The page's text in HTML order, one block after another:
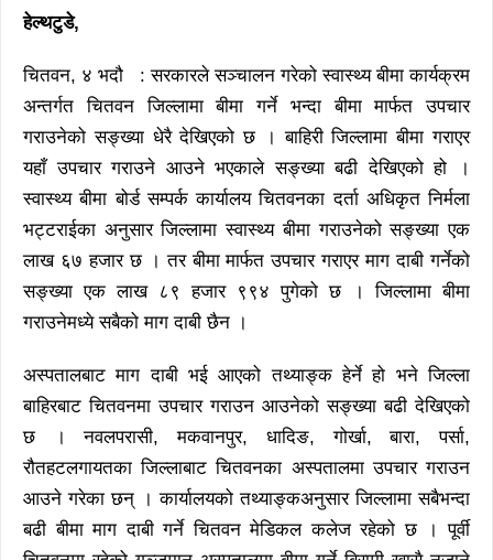
हेल्थटुडे,
चितवन, ४ भदौ : सरकारले सञ्चालन गरेको स्वास्थ्य बीमा कार्यक्रम
अन्तर्गत चितवन जिल्लामा बीमा गर्ने भन्दा बीमा मार्फत उपचार
गराउनेको सङ्ख्या धेरै देखिएको छ । बाहिरी जिल्लामा बीमा गराएर
यहाँ उपचार गराउने आउने भएकाले सङ्ख्या बढी देखिएको हो ।
स्वास्थ्य बीमा बोर्ड सम्पर्क कार्यालय चितवनका दर्ता अधिकृत निर्मला
भट्टराईका अनुसार जिल्लामा स्वास्थ्य बीमा गराउनेको सङ्ख्या एक
लाख ६७ हजार छ । तर बीमा मार्फत उपचार गराएर माग दाबी गर्नेको
सङ्ख्या एक लाख ८९ हजार ९९४ पुगेको छ । जिल्लामा बीमा
गराउनेमध्ये सबैको माग दाबी छैन ।
अस्पतालबाट माग दाबी भई आएको तथ्याङ्क हेर्ने हो भने जिल्ला
बाहिरबाट चितवनमा उपचार गराउन आउनेको सङ्ख्या बढी देखिएको
छ । नवलपरासी, मकवानपुर, धादिङ, गोर्खा, बारा, पर्सा,
रौतहटलगायतका जिल्लाबाट चितवनका अस्पतालमा उपचार गराउन
आउने गरेका छन् । कार्यालयको तथ्याङ्कअनुसार जिल्लामा सबैभन्दा
बढी बीमा माग दाबी गर्ने चितवन मेडिकल कलेज रहेको छ । पूर्वी